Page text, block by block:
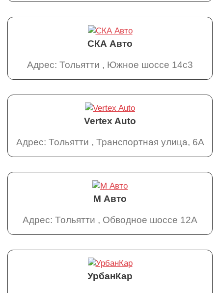
СКА Авто
Адрес: Тольятти , Южное шоссе 14с3
Vertex Auto
Адрес: Тольятти , Транспортная улица, 6А
М Авто
Адрес: Тольятти , Обводное шоссе 12А
УрбанКар